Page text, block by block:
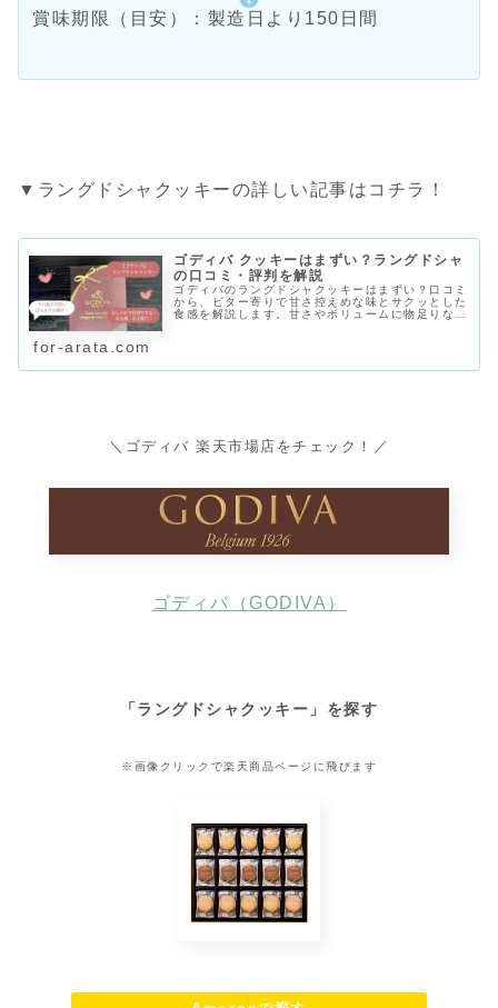
賞味期限（目安）：製造日より150日間
▼ラングドシャクッキーの詳しい記事はコチラ！
ゴディバ クッキーはまずい？ラングドシャ
の口コミ・評判を解説
ゴディバのラングドシャクッキーはまずい？口コミ
から、ビター寄りで甘さ控えめな味とサクッとした
食感を解説します。甘さやボリュームに物足りなさ
for-arata.com
＼ゴディバ 楽天市場店をチェック！／
ゴディバ（GODIVA）
「ラングドシャクッキー」を探す
※画像クリックで楽天商品ページに飛びます